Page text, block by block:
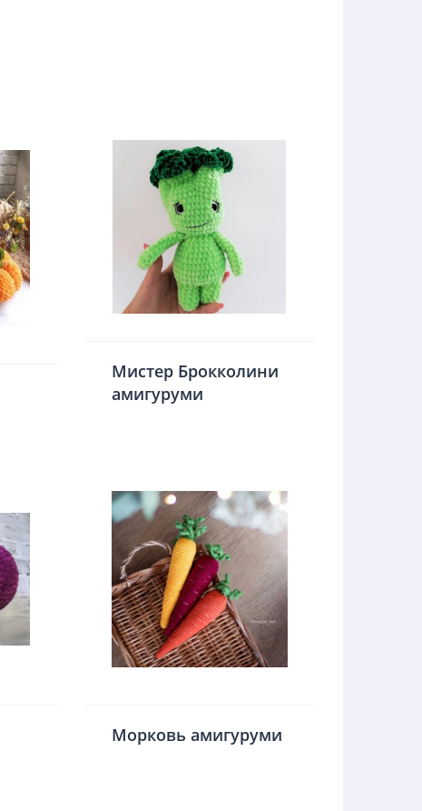
Мистер Брокколини
амигуруми
Морковь амигуруми